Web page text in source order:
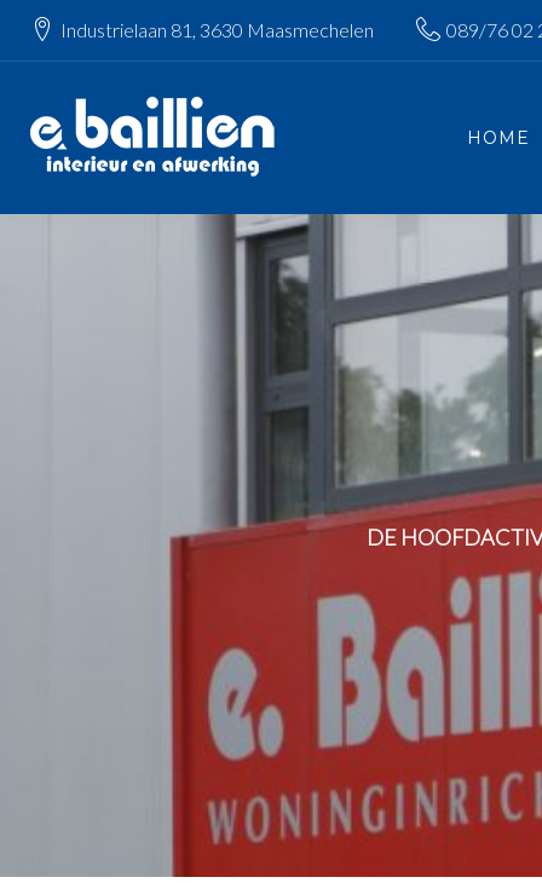
Industrielaan 81, 3630 Maasmechelen 089/76 02
HOME
DE